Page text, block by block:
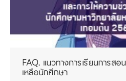
FAQ. แนวทางการเรียนการสอ
เหลือนักศึกษา